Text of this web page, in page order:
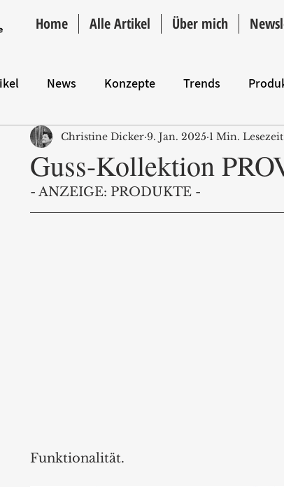
Home Alle Artikel Über mich
News Konzepte Trends
ANZEIGE Intro
Guss-Kollektion
Christine Dicker 9. Jan. 2025 1 Min. Lesezeit
- ANZEIGE: PRODUKTE -
Funktionalität.